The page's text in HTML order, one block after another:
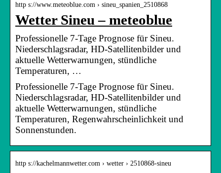
http s://www.meteoblue.com › sineu_spanien_2510868
Wetter Sineu – meteoblue
Professionelle 7-Tage Prognose für Sineu.
Niederschlagsradar, HD-Satellitenbilder und
aktuelle Wetterwarnungen, stündliche
Temperaturen, …
Professionelle 7-Tage Prognose für Sineu.
Niederschlagsradar, HD-Satellitenbilder und
aktuelle Wetterwarnungen, stündliche
Temperaturen, Regenwahrscheinlichkeit und
Sonnenstunden.
http s://kachelmannwetter.com › wetter › 2510868-sineu